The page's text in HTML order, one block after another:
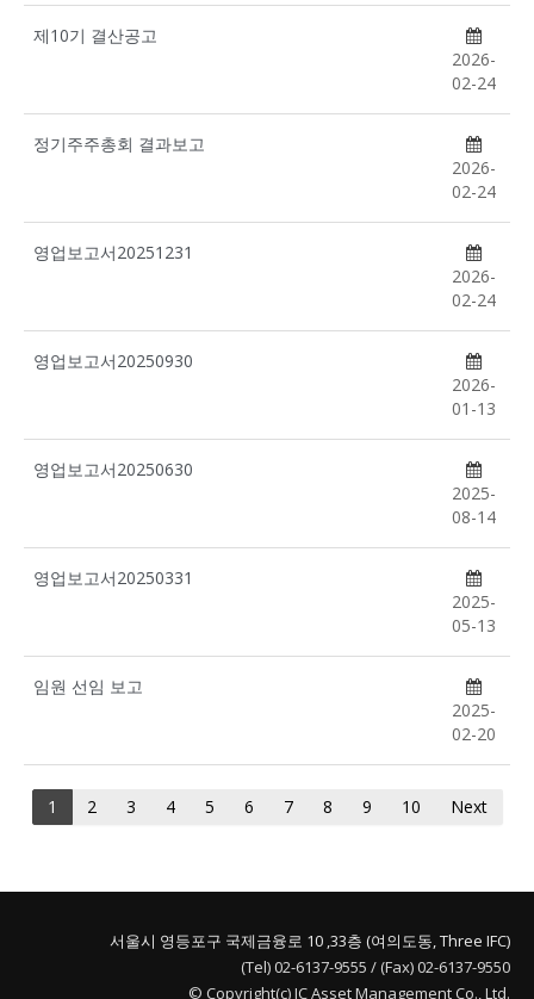
제10기 결산공고
2026-
02-24
정기주주총회 결과보고
2026-
02-24
영업보고서20251231
2026-
02-24
영업보고서20250930
2026-
01-13
영업보고서20250630
2025-
08-14
영업보고서20250331
2025-
05-13
임원 선임 보고
2025-
02-20
1 2 3 4 5 6 7 8 9 10 Next
서울시 영등포구 국제금융로 10 ,33층 (여의도동, Three IFC)
(Tel) 02-6137-9555 / (Fax) 02-6137-9550
© Copyright(c) JC Asset Management Co., Ltd.